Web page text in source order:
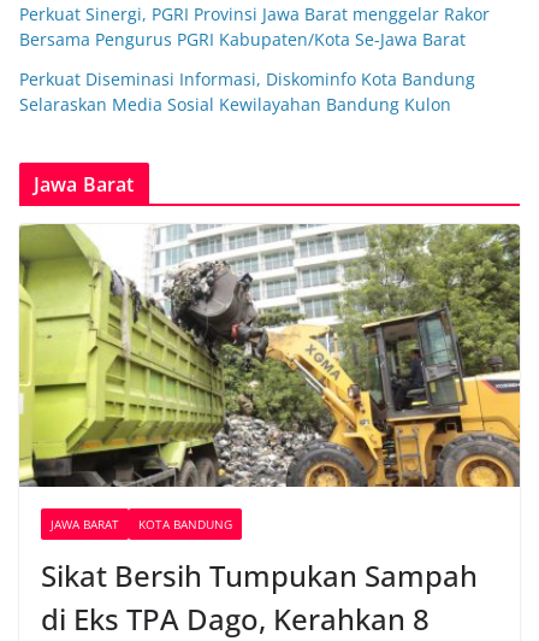
Perkuat Sinergi, PGRI Provinsi Jawa Barat menggelar Rakor
Bersama Pengurus PGRI Kabupaten/Kota Se-Jawa Barat
Perkuat Diseminasi Informasi, Diskominfo Kota Bandung
Selaraskan Media Sosial Kewilayahan Bandung Kulon
Jawa Barat
JAWA BARAT KOTA BANDUNG
Sikat Bersih Tumpukan Sampah
di Eks TPA Dago, Kerahkan 8